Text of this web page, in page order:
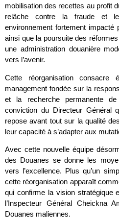
mobilisation des recettes au profit
relâche contre la fraude et
environnement fortement
ainsi que la poursuite des
une administration douanière
vers l’avenir.
Cette réorganisation consacre
management fondée sur la
et la recherche permanente
conviction du Directeur Général
repose avant tout sur la qualité
leur capacité à s’adapter aux
Avec cette nouvelle équipe
des Douanes se donne les
vers l’excellence. Plus qu’un
cette réorganisation apparaît
qui confirme la vision stratégique
l’Inspecteur Général Cheickna
Douanes maliennes.